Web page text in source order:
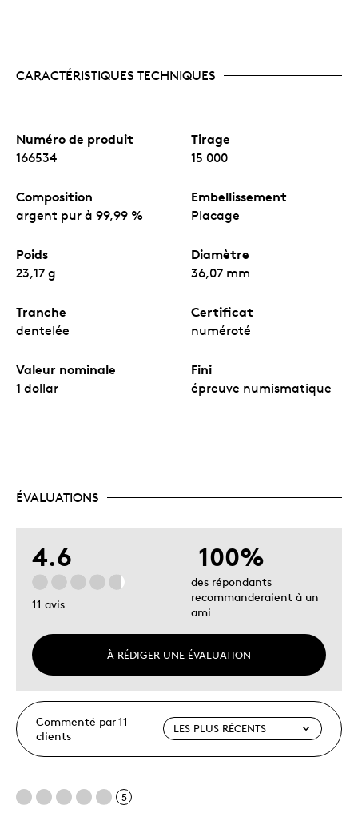
CARACTÉRISTIQUES TECHNIQUES
Numéro de produit
166534
Tirage
15 000
Composition
argent pur à 99,99 %
Embellissement
Placage
Poids
23,17 g
Diamètre
36,07 mm
Tranche
dentelée
Certificat
numéroté
Valeur nominale
1 dollar
Fini
épreuve numismatique
ÉVALUATIONS
4.6
11 avis
À RÉDIGER UNE ÉVALUATION
100%
des répondants
recommanderaient à un
ami
Commenté par 11
clients
5